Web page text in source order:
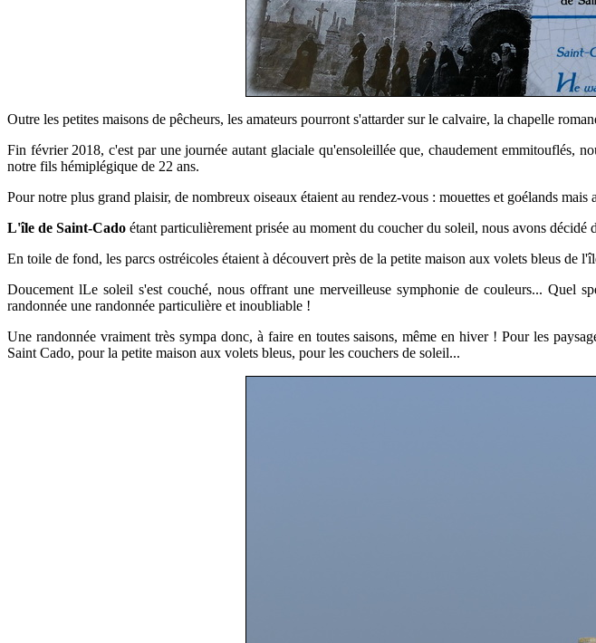
Outre les petites maisons de pêcheurs, les amateurs pourront s'attarder sur le calvaire, la chapelle
Fin février 2018, c'est par une journée autant glaciale qu'ensoleillée que, chaudement emmitouflés,
notre fils hémiplégique de 22 ans.
Pour notre plus grand plaisir, de nombreux oiseaux étaient au rendez-vous : mouettes et goélands
L'île de Saint-Cado étant particulièrement prisée au moment du coucher du soleil, nous avons
En toile de fond, les parcs ostréicoles étaient à découvert près de la petite maison aux volets bleus de
Doucement lLe soleil s'est couché, nous offrant une merveilleuse symphonie de couleurs... Quel
randonnée une randonnée particulière et inoubliable !
Une randonnée vraiment très sympa donc, à faire en toutes saisons, même en hiver !Pour les
Saint Cado, pour la petite maison aux volets bleus, pour les couchers de soleil...